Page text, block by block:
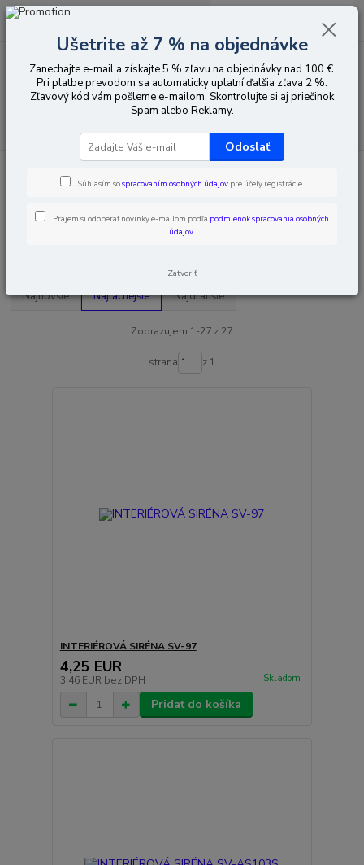
Menu
0,00 EUR
Vnútorné signalizátory
Najnovšie Najlacnejšie Najdrahšie
Zobrazujem 1-27 z 27
strana z 1
INTERIÉROVÁ SIRÉNA SV-97
4,25 EUR
3,46 EUR bez DPH Skladom
Pridať do košíka
Ušetrite až 7 % na objednávke
Zanechajte e-mail a získajte 5 % zľavu na objednávky nad 100 €.
Pri platbe prevodom sa automaticky uplatní ďalšia zľava 2 %.
Zľavový kód vám pošleme e-mailom. Skontrolujte si aj priečinok
Spam alebo Reklamy.
Odoslať
Súhlasím sospracovaním osobných údajov pre účely registrácie.
Prajem si odoberať novinky e-mailom podľa podmienok spracovania osobných
údajov.
Zatvoriť